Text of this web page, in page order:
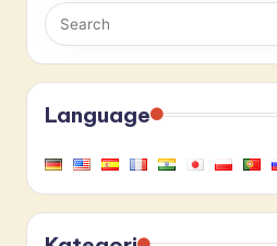
Language